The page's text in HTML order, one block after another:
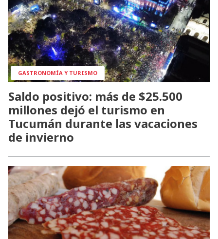
GASTRONOMÍA Y TURISMO
Saldo positivo: más de $25.500
millones dejó el turismo en
Tucumán durante las vacaciones
de invierno